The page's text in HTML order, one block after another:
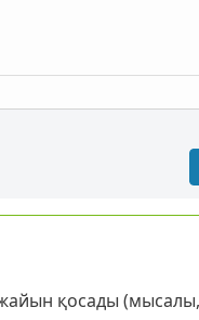
қосады (мысалы,